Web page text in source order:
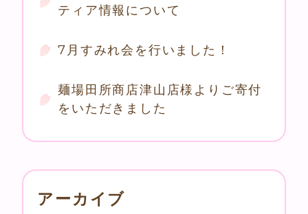
ティア情報について
7月すみれ会を行いました！
麺場田所商店津山店様よりご寄付
をいただきました
アーカイブ